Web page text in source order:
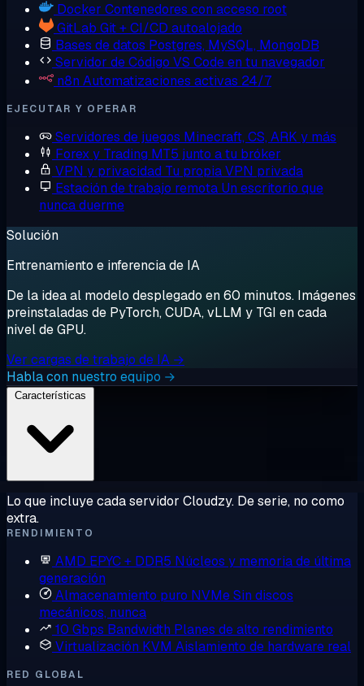
Docker Contenedores con acceso root
GitLab Git + CI/CD autoalojado
Bases de datos Postgres, MySQL, MongoDB
Servidor de Código VS Code en tu navegador
n8n Automatizaciones activas 24/7
EJECUTAR Y OPERAR
Servidores de juegos Minecraft, CS, ARK y más
Forex y Trading MT5 junto a tu bróker
VPN y privacidad Tu propia VPN privada
Estación de trabajo remota Un escritorio que
nunca duerme
Solución
Entrenamiento e inferencia de IA
De la idea al modelo desplegado en 60 minutos. Imágenes
preinstaladas de PyTorch, CUDA, vLLM y TGI en cada
nivel de GPU.
Ver cargas de trabajo de IA →
Habla con nuestro equipo →
Lo que incluye cada servidor Cloudzy. De serie, no como
extra.
RENDIMIENTO
AMD EPYC + DDR5 Núcleos y memoria de última
generación
Almacenamiento puro NVMeSin discos
mecánicos, nunca
10 Gbps Bandwidth Planes de alto rendimiento
Virtualización KVM Aislamiento de hardware real
RED GLOBAL